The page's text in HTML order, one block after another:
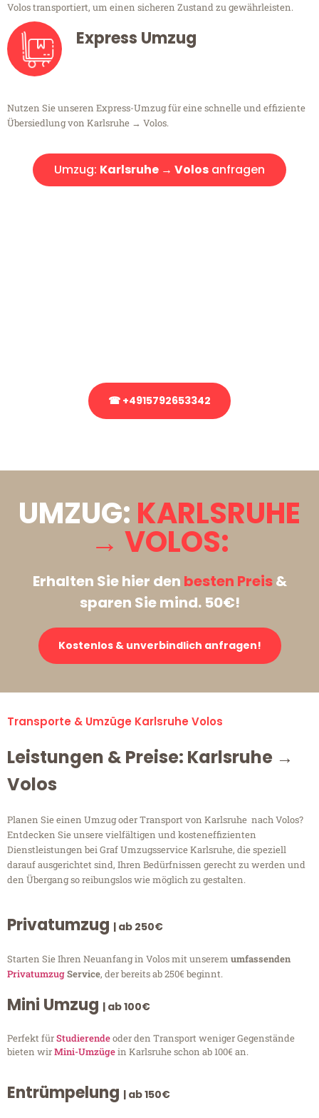
Volos transportiert, um einen sicheren Zustand zu gewährleisten.
Express Umzug
Nutzen Sie unseren Express-Umzug für eine schnelle und effiziente
Übersiedlung von Karlsruhe → Volos.
Umzug: Karlsruhe → Volos anfragen
☎ +4915792653342
UMZUG: KARLSRUHE
→ VOLOS:
Erhalten Sie hier den besten Preis&
sparen Sie mind. 50€!
Kostenlos & unverbindlich anfragen!
Transporte & Umzüge Karlsruhe Volos
Leistungen & Preise: Karlsruhe →
Volos
Planen Sie einen Umzug oder Transport von Karlsruhe nach Volos?
Entdecken Sie unsere vielfältigen und kosteneffizienten
Dienstleistungen bei Graf Umzugsservice Karlsruhe, die speziell
darauf ausgerichtet sind, Ihren Bedürfnissen gerecht zu werden und
den Übergang so reibungslos wie möglich zu gestalten.
Privatumzug | ab 250€
Starten Sie Ihren Neuanfang in Volos mit unserem umfassenden
PrivatumzugService, der bereits ab 250€ beginnt.
Mini Umzug | ab 100€
Perfekt fürStudierendeoder den Transport weniger Gegenstände
bieten wirMini-Umzügein Karlsruhe schon ab 100€ an.
Entrümpelung | ab 150€